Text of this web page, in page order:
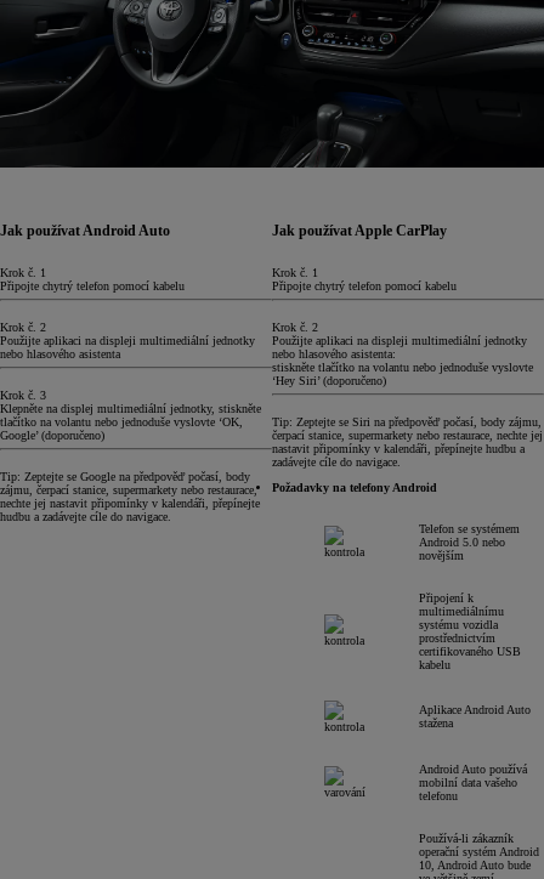
Jak používat Android Auto
Krok č. 1
Připojte chytrý telefon pomocí kabelu
Krok č. 2
Použijte aplikaci na displeji multimediální jednotky
nebo hlasového asistenta
Krok č. 3
Klepněte na displej multimediální jednotky, stiskněte
tlačítko na volantu nebo jednoduše vyslovte ‘OK,
Google’ (doporučeno)
Tip: Zeptejte se Google na předpověď počasí, body
zájmu, čerpací stanice, supermarkety nebo restaurace,
nechte jej nastavit připomínky v kalendáři, přepínejte
hudbu a zadávejte cíle do navigace.
Jak používat Apple CarPlay
Krok č. 1
Připojte chytrý telefon pomocí kabelu
Krok č. 2
Použijte aplikaci na displeji multimediální jednotky
nebo hlasového asistenta:
stiskněte tlačítko na volantu nebo jednoduše vyslovte
‘Hey Siri’ (doporučeno)
Tip: Zeptejte se Siri na předpověď počasí, body zájmu,
čerpací stanice, supermarkety nebo restaurace, nechte jej
nastavit připomínky v kalendáři, přepínejte hudbu a
zadávejte cíle do navigace.
Požadavky na telefony Android
Telefon se systémem
Android 5.0 nebo
novějším
Připojení k
multimediálnímu
systému vozidla
prostřednictvím
certifikovaného USB
kabelu
Aplikace Android Auto
stažena
Android Auto používá
mobilní data vašeho
telefonu
Používá-li zákazník
operační systém Android
10, Android Auto bude